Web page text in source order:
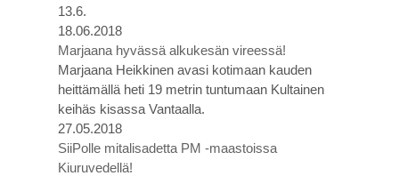
13.6.
18.06.2018
Marjaana hyvässä alkukesän vireessä!
Marjaana Heikkinen avasi kotimaan kauden
heittämällä heti 19 metrin tuntumaan Kultainen
keihäs kisassa Vantaalla.
27.05.2018
SiiPolle mitalisadetta PM -maastoissa
Kiuruvedellä!